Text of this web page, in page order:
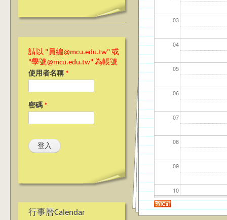
請以 "員編@mcu.edu.tw" 或
"學號@mcu.edu.tw" 為帳號
使用者名稱 *
密碼 *
行事曆Calendar
03
04
05
06
07
08
09
10
11